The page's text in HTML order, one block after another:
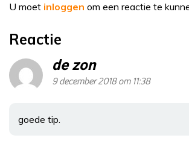
U moet inloggen om een reactie te
Reactie
de zon
9 december 2018 om 11:38
goede tip.